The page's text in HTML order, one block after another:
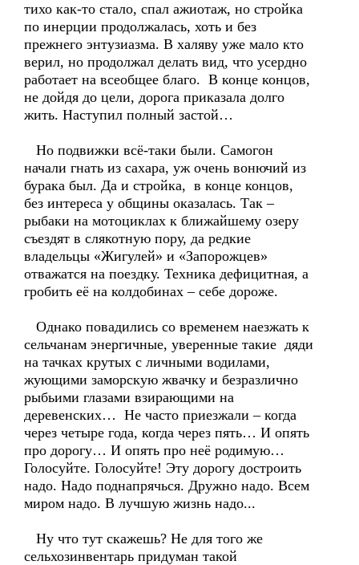
тихо как-то стало, спал ажиотаж, но стройка
по инерции продолжалась, хоть и без
прежнего энтузиазма. В халяву уже мало кто
верил, но продолжал делать вид, что усердно
работает на всеобщее благо. В конце концов,
не дойдя до цели, дорога приказала долго
жить. Наступил полный застой…
Но подвижки всё-таки были. Самогон
начали гнать из сахара, уж очень вонючий из
бурака был. Да и стройка, в конце концов,
без интереса у общины оказалась. Так –
рыбаки на мотоциклах к ближайшему озеру
съездят в слякотную пору, да редкие
владельцы «Жигулей» и «Запорожцев»
отважатся на поездку. Техника дефицитная, а
гробить её на колдобинах – себе дороже.
Однако повадились со временем наезжать к
сельчанам энергичные, уверенные такие дяди
на тачках крутых с личными водилами,
жующими заморскую жвачку и безразлично
рыбьими глазами взирающими на
деревенских… Не часто приезжали – когда
через четыре года, когда через пять… И опять
про дорогу… И опять про неё родимую…
Голосуйте. Голосуйте! Эту дорогу достроить
надо. Надо поднапрячься. Дружно надо. Всем
миром надо. В лучшую жизнь надо...
Ну что тут скажешь? Не для того же
сельхозинвентарь придуман такой